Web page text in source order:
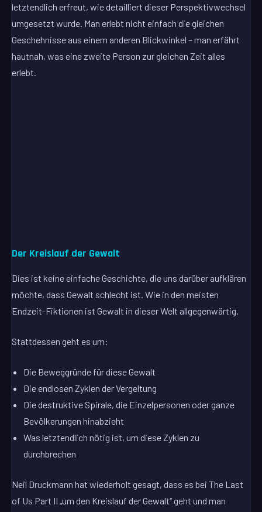
letztendlich erfreut, wie detailliert dieser Perspektivwechsel
umgesetzt wurde. Man erlebt nicht einfach die gleichen
Geschehnisse aus einem anderen Blickwinkel – man erfährt
hautnah, was eine zweite Person zur gleichen Zeit alles
erlebt.
Der Kreislauf der Gewalt
Dies ist keine einfache Geschichte, die uns darüber aufklären
möchte, dass Gewalt schlecht ist. Wie in den meisten
Endzeit-Fiktionen ist Gewalt in dieser Welt allgegenwärtig.
Stattdessen geht es um:
Die Beweggründe für diese Gewalt
Die endlosen Zyklen der Vergeltung
Die destruktive Spirale, die Einzelpersonen oder ganze
Bevölkerungen hinabzieht
Was letztendlich nötig ist, um diese Zyklen zu
durchbrechen
Neil Druckmann hat wiederholt gesagt, dass es bei The Last
of Us Part II „um den Kreislauf der Gewalt“ geht und man